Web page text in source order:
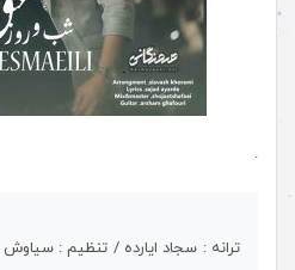
.
ترانه : سجاد ایارده / تنظیم :